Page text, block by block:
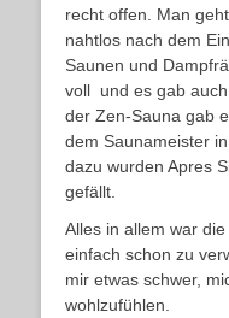
recht offen. Man
nahtlos nach dem
Saunen und
voll und es gab
der Zen-Sauna gab
dem Saunameister
dazu wurden Apres
gefällt.
Alles in allem war
einfach schon zu
mir etwas schwer,
wohlzufühlen.